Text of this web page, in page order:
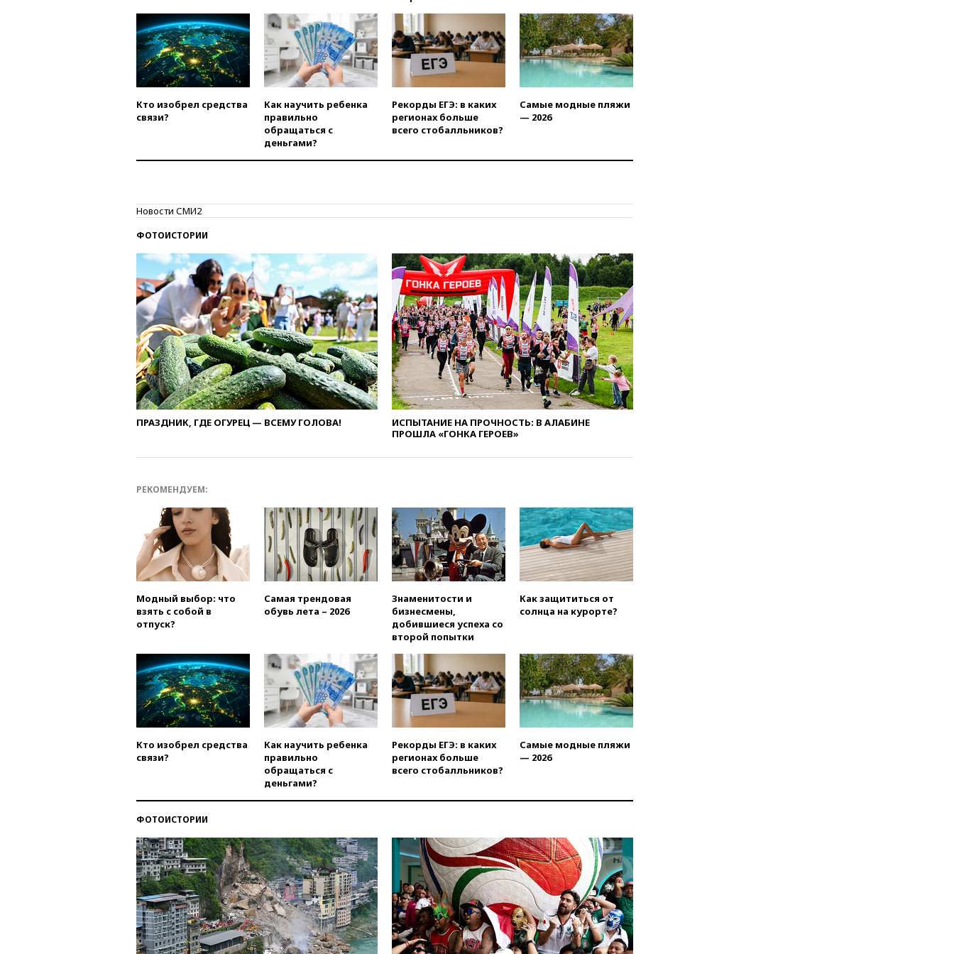
и Геленджик
вчера, 21:25Руслан Терновой
выиграл золото чемпионата
Европы в прыжках с 10-
метровой вышки
вчера, 21:10
обращений о прекращении
концессии строительства ж/д
в Армении
вчера, 21:00В России вновь
вчера, 20:45Матвиенко:
россиянам могут
вчера, 20:35ПВО за день
сбила еще 281 украинский
беспилотник над Россией
вчера, 20:27 Ямпольская
призвала оптимизировать
олимпиады для поступления в
вузы
вчера, 20:15Минтранс
предложил оплачивать
защиту дорог от БПЛА из
средств на ремонт
вчера, 20:00
официальным визитом
отмене ЕГЭ
вчера, 19:50Аэропорты Сочи и
Ярославля приостановили
работу
вчера, 19:35WP: Трамп
республиканцев поддержать
Вэнса на выборах 2028 года
в РФ превысило максимум
2022 года
вчера, 19:15Жуковский и
аэропорт Геленджика
возобновили работу
порядок присвоения воинских
званий добровольцам
аэропорту Геленджика
введены ограничения
вчера, 18:21Зюганов
присоединился к критике
«Яблока»
вчера, 18:15Четыре человека
пострадали при атаках ВСУ на
Белгородскую область
Кто изобрел средства
связи?
Как научить ребенка
правильно
обращаться с
деньгами?
Рекорды ЕГЭ: в каких
регионах больше
всего стобалльников?
Самые модные пляжи
— 2026
Новости СМИ2
ФОТОИСТОРИИ
ПРАЗДНИК, ГДЕ ОГУРЕЦ — ВСЕМУ ГОЛОВА!
ИСПЫТАНИЕ НА ПРОЧНОСТЬ: В АЛАБИНЕ
ПРОШЛА «ГОНКА ГЕРОЕВ»
РЕКОМЕНДУЕМ:
Модный выбор: что
взять с собой в
отпуск?
Самая трендовая
обувь лета – 2026
Знаменитости и
бизнесмены,
добившиеся успеха со
второй попытки
Как защититься от
солнца на курорте?
Кто изобрел средства
связи?
Как научить ребенка
правильно
обращаться с
деньгами?
Рекорды ЕГЭ: в каких
регионах больше
всего стобалльников?
Самые модные пляжи
— 2026
ФОТОИСТОРИИ